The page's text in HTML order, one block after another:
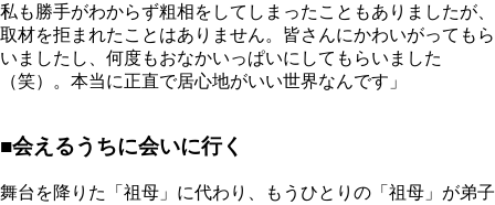
私も勝手がわからず粗相をしてしまったこともありましたが、
取材を拒まれたことはありません。皆さんにかわいがってもら
いましたし、何度もおなかいっぱいにしてもらいました
（笑）。本当に正直で居心地がいい世界なんです」
■会えるうちに会いに行く
舞台を降りた「祖母」に代わり、もうひとりの「祖母」が弟子